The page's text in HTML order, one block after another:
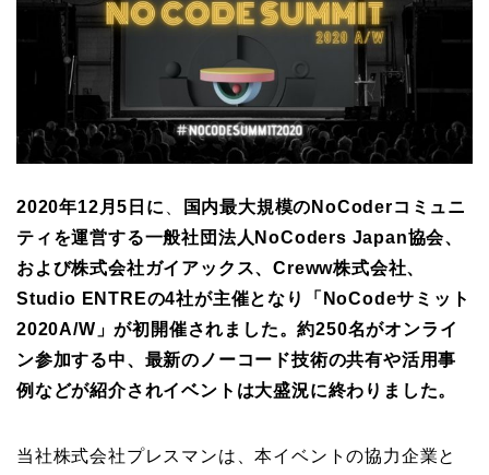
2020年12月5日に 、
国内最大規模のNoCoderコミュニ
ティを運営する一般社団法人NoCoders Japan協会、
および株式会社ガイアックス、Creww株式会社、
Studio ENTREの4社が主催となり「NoCodeサミット
2020A/W」が初開催されました。約250名がオンライ
ン参加する中、最新のノーコード技術の共有や活用事
例などが紹介されイベントは大盛況に終わりました。
当社株式会社プレスマンは、本イベントの協力企業と